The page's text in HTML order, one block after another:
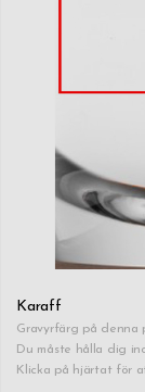
Karaff
Gravyrfärg på denna
Du måste hålla dig
Klicka på hjärtat för